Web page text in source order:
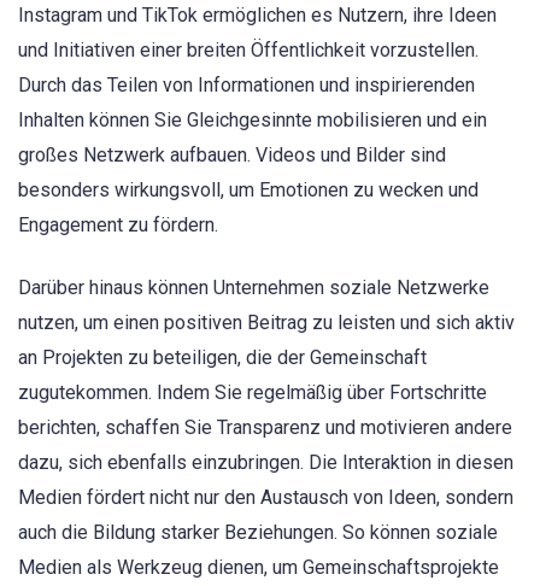
Instagram und TikTok ermöglichen es Nutzern, ihre Ideen
und Initiativen einer breiten Öffentlichkeit vorzustellen.
Durch das Teilen von Informationen und inspirierenden
Inhalten können Sie Gleichgesinnte mobilisieren und ein
großes Netzwerk aufbauen. Videos und Bilder sind
besonders wirkungsvoll, um Emotionen zu wecken und
Engagement zu fördern.
Darüber hinaus können Unternehmen soziale Netzwerke
nutzen, um einen positiven Beitrag zu leisten und sich aktiv
an Projekten zu beteiligen, die der Gemeinschaft
zugutekommen. Indem Sie regelmäßig über Fortschritte
berichten, schaffen Sie Transparenz und motivieren andere
dazu, sich ebenfalls einzubringen. Die Interaktion in diesen
Medien fördert nicht nur den Austausch von Ideen, sondern
auch die Bildung starker Beziehungen. So können soziale
Medien als Werkzeug dienen, um Gemeinschaftsprojekte